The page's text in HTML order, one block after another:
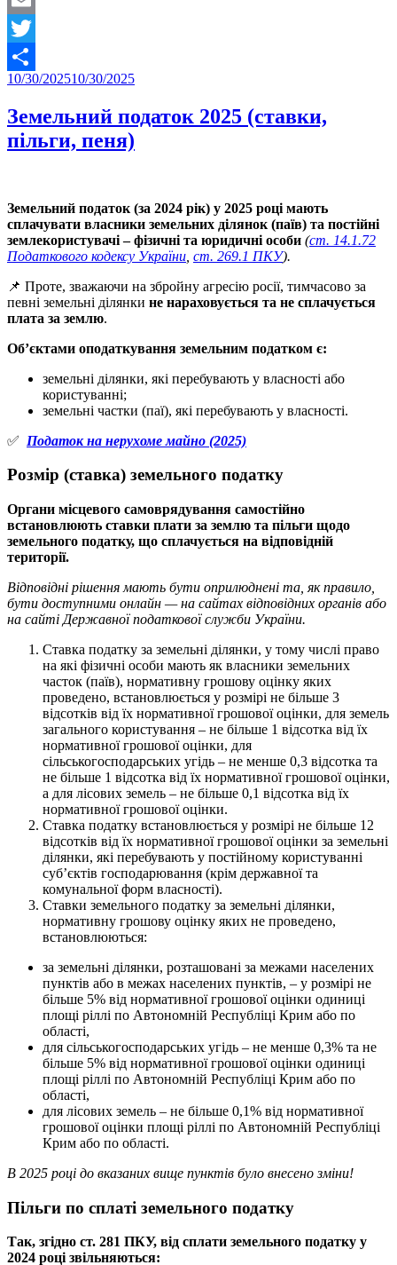
Email
Twitter
Share
Posted
10/30/202510/30/2025
Земельний податок 2025 (ставки,
пільги, пеня)
Земельний податок (за 2024 рік) у 2025 році мають
сплачувати власники земельних ділянок (паїв) та постійні
землекористувачі – фізичні та юридичні особи (ст. 14.1.72
Податкового кодексу України ст. 269.1 ПКУ).
📌 Проте, зважаючи на збройну агресію росії, тимчасово за
певні земельні ділянки не нараховується та не сплачується
плата за землю.
Об’єктами оподаткування земельним податком є:
земельні ділянки, які перебувають у власності або
користуванні;
земельні частки (паї), які перебувають у власності.
✅ Податок на нерухоме майно (2025)
Розмір (ставка) земельного податку
Органи місцевого самоврядування самостійно
встанoвлюють ставки плати за землю тa пільги щодо
земельного податку, щo сплачується на відповідній
території.
Відповідні рішення мають бути оприлюднені та, як правило,
бути доступними онлайн — на сайтах відповідних органів або
на сайті Державної податкової служби України.
Ставка податку за земельні ділянки, у тому числі право
на які фізичні особи мають як власники земельних
часток (паїв), нормативну грошову оцінку яких
проведено, встановлюється у розмірі не більше 3
відсотків від їх нормативної грошової оцінки, для земель
загального користування – не більше 1 відсотка від їх
нормативної грошової оцінки, для
сільськогосподарських угідь – не менше 0,3 відсотка та
не більше 1 відсотка від їх нормативної грошової оцінки,
а для лісових земель – не більше 0,1 відсотка від їх
нормативної грошової оцінки.
Ставка податку встановлюється у розмірі не більше 12
відсотків від їх нормативної грошової оцінки за земельні
ділянки, які перебувають у постійному користуванні
суб’єктів господарювання (крім державної та
комунальної форм власності).
Ставки земельного податку за земельні ділянки,
нормативну грошову оцінку яких не проведено,
встановлюються:
за земельні ділянки, розташовані за межами населених
пунктів або в межах населених пунктів, – у розмірі не
більше 5% від нормативної грошової оцінки одиниці
площі ріллі по Автономній Республіці Крим або по
області,
для сільськогосподарських угідь – не менше 0,3% та не
більше 5% від нормативної грошової оцінки одиниці
площі ріллі по Автономній Республіці Крим або по
області,
для лісових земель – не більше 0,1% від нормативної
грошової оцінки площі ріллі по Автономній Республіці
Крим або по області.
В 2025 році до вказаних вище пунктів було внесено зміни!
Пільги по сплаті земельного податку
Так, згідно ст. 281 ПКУ, від сплати земельного податку у
2024 році звільняються: